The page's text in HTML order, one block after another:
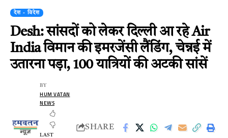
देश - विदेश
Desh: सांसदों को लेकर दिल्ली आ रहे Air
India विमान की इमरजेंसी लैंडिंग, चेन्नई में
उतारना पड़ा, 100 यात्रियों की अटकी सांसें
LAST
BY
HUM VATAN
NEWS
SHARE